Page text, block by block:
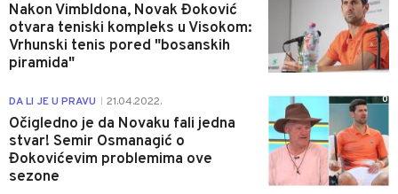
Nakon Vimbldona, Novak Đoković
otvara teniski kompleks u Visokom:
Vrhunski tenis pored "bosanskih
piramida"
DA LI JE U PRAVU 21.04.2022.
Očigledno je da Novaku fali jedna
stvar! Semir Osmanagić o
Đokovićevim problemima ove
sezone
0